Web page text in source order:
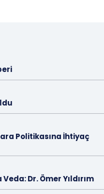
Politikasına İhtiyaç
Dr. Ömer Yıldırım